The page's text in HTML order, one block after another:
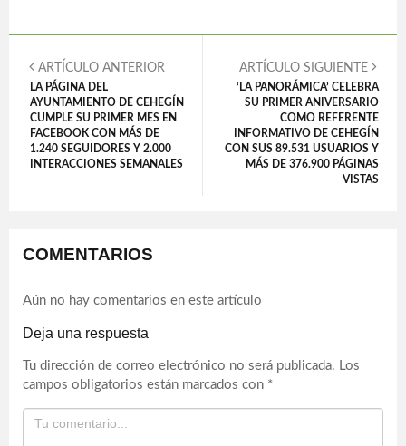
ARTÍCULO ANTERIOR
LA PÁGINA DEL
AYUNTAMIENTO DE CEHEGÍN
CUMPLE SU PRIMER MES EN
FACEBOOK CON MÁS DE
1.240 SEGUIDORES Y 2.000
INTERACCIONES SEMANALES
ARTÍCULO SIGUIENTE
‘LA PANORÁMICA’ CELEBRA
SU PRIMER ANIVERSARIO
COMO REFERENTE
INFORMATIVO DE CEHEGÍN
CON SUS 89.531 USUARIOS Y
MÁS DE 376.900 PÁGINAS
VISTAS
COMENTARIOS
Aún no hay comentarios en este artículo
Deja una respuesta
Tu dirección de correo electrónico no será publicada. Los
campos obligatorios están marcados con *